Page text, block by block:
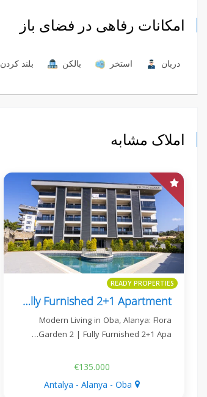
امکانات رفاهی در فضای باز
دربان استخر بالکن بلند کردن
املاک مشابه
READY PROPERTIES
Flora Garden 2 Fully Furnished 2+1 Apartment
Modern Living in Oba, Alanya: Flora
Garden 2 | Fully Furnished 2+1 Apa…
€135.000
Antalya - Alanya - Oba